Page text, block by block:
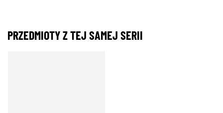
PRZEDMIOTY Z TEJ SAMEJ SERII